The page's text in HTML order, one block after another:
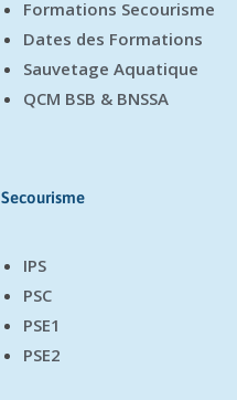
Formations Secourisme
Dates des Formations
Sauvetage Aquatique
QCM BSB & BNSSA
Secourisme
IPS
PSC
PSE1
PSE2